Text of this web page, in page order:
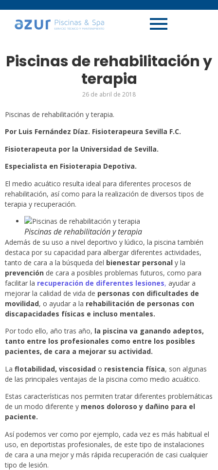
Piscinas de rehabilitación y
terapia
26 de abril de 2018
Piscinas de rehabilitación y terapia.
Por Luis Fernández Díaz. Fisioterapeura Sevilla F.C.
Fisioterapeuta por la Universidad de Sevilla.
Especialista en Fisioterapia Depotiva.
El medio acuático resulta ideal para diferentes procesos de
rehabilitación, así como para la realización de diversos tipos de
terapia y recuperación.
Piscinas de rehabilitación y terapia
Además de su uso a nivel deportivo y lúdico, la piscina también
destaca por su capacidad para albergar diferentes actividades,
tanto de cara a la búsqueda del bienestar personal y la
prevención de cara a posibles problemas futuros, como para
facilitar la recuperación de diferentes lesiones, ayudar a
mejorar la calidad de vida de personas con dificultades de
movilidad, o ayudar a la rehabilitación de personas con
discapacidades físicas e incluso mentales.
Por todo ello, año tras año, la piscina va ganando adeptos,
tanto entre los profesionales como entre los posibles
pacientes, de cara a mejorar su actividad.
La flotabilidad, viscosidad o resistencia física, son algunas
de las principales ventajas de la piscina como medio acuático.
Estas características nos permiten tratar diferentes problemáticas
de un modo diferente y menos doloroso y dañino para el
paciente.
Así podemos ver como por ejemplo, cada vez es más habitual el
uso, en deportistas profesionales, de este tipo de instalaciones
de cara a una mejor y más rápida recuperación de casi cualquier
tipo de lesión.